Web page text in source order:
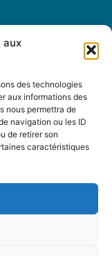
aux
des technologies
aux informations des
nous permettra de
navigation ou les ID
de retirer son
caractéristiques